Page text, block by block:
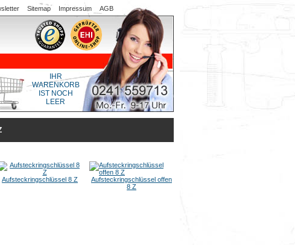
Sitemap Impressum AGB
IHR
WARENKORB
IST NOCH
LEER
Aufsteckringschlüssel 8 Z
Aufsteckringschlüssel offen
8 Z